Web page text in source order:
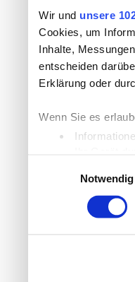
Wir und unsere
Cookies, um
Inhalte,
entscheiden
Erklärung oder
Wenn Sie es
Wir verwenden
die Zugriffe auf
Notwendig